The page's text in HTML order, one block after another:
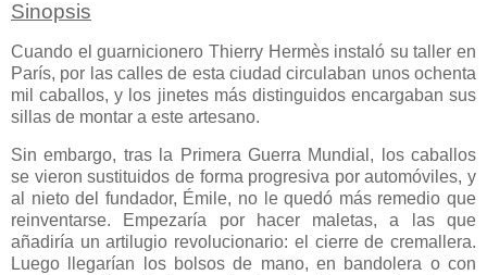
Sinopsis
Cuando el guarnicionero Thierry Hermès instaló su taller en
París, por las calles de esta ciudad circulaban unos ochenta
mil caballos, y los jinetes más distinguidos encargaban sus
sillas de montar a este artesano.
Sin embargo, tras la Primera Guerra Mundial, los caballos
se vieron sustituidos de forma progresiva por automóviles, y
al nieto del fundador, Émile, no le quedó más remedio que
reinventarse. Empezaría por hacer maletas, a las que
añadiría un artilugio revolucionario: el cierre de cremallera.
Luego llegarían los bolsos de mano, en bandolera o con